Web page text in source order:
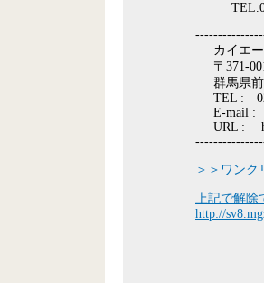
カイエ
〒371-
群馬県
TEL :
E-mail :
URL :
＞＞ワンク
上記で解除
http://